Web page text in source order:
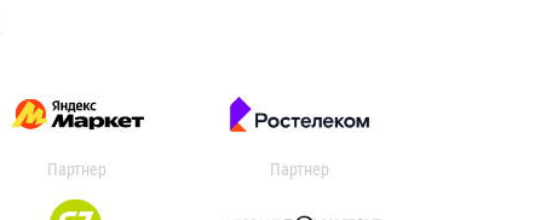
Партнер Партнер